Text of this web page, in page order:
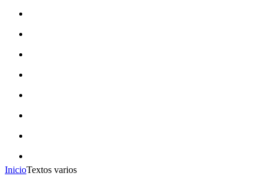
InicioTextos varios